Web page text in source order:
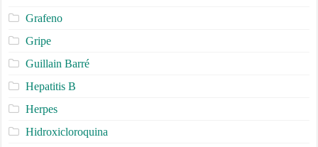
Grafeno
Gripe
Guillain Barré
Hepatitis B
Herpes
Hidroxicloroquina